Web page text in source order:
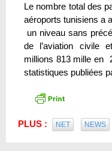
Le nombre total des
aéroports tunisiens a
un niveau sans
de l’aviation civile
millions 813 mille en
statistiques publiées
PLUS : NET NEWS